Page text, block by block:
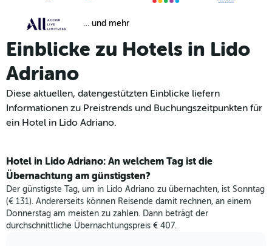
… und mehr
Einblicke zu Hotels in Lido
Adriano
Diese aktuellen, datengestützten Einblicke liefern
Informationen zu Preistrends und Buchungszeitpunkten für
ein Hotel in Lido Adriano.
Hotel in Lido Adriano: An welchem Tag ist die
Übernachtung am günstigsten?
Der günstigste Tag, um in Lido Adriano zu übernachten, ist Sonntag
(€ 131). Andererseits können Reisende damit rechnen, an einem
Donnerstag am meisten zu zahlen. Dann beträgt der
durchschnittliche Übernachtungspreis € 407.